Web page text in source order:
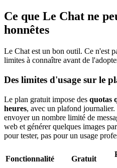
Ce que Le Chat ne
honnêtes
Le Chat est un bon outil. Ce n'est
limites à connaître avant de
Des limites d'usage sur le
Le plan gratuit impose des quotas
heures, avec un plafond
envoyer un nombre limité de
web et générer quelques images
pour tester, pas pour un usage
Fonctionnalité Gratuit